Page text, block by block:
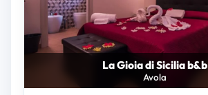
La Gioia di Sicilia b&b
Avola